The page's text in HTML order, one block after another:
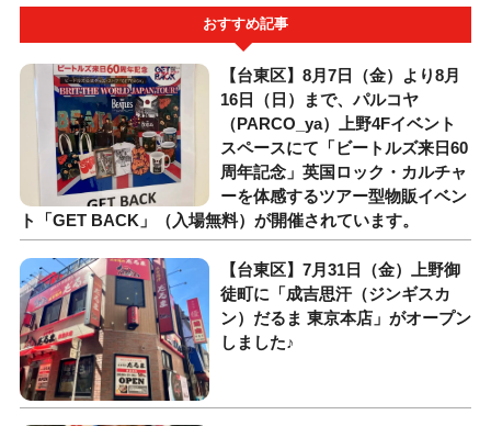
おすすめ記事
【台東区】8月7日（金）より8月
16日（日）まで、パルコヤ
（PARCO_ya）上野4Fイベント
スペースにて「ビートルズ来日60
周年記念」英国ロック・カルチャ
ーを体感するツアー型物販イベン
ト「GET BACK」（入場無料）が開催されています。
【台東区】7月31日（金）上野御
徒町に「成吉思汗（ジンギスカ
ン）だるま 東京本店」がオープン
しました♪